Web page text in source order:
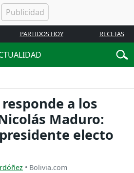
PARTIDOS HOY RECETAS
a los
Maduro:
electo
• Bolivia.com